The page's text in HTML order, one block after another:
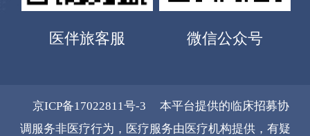
医伴旅客服 微信公众号
站京ICP备17022811号-3
本平台提供的临床招募协
调服务非医疗行为，医疗服务由医疗机构提供，有疑